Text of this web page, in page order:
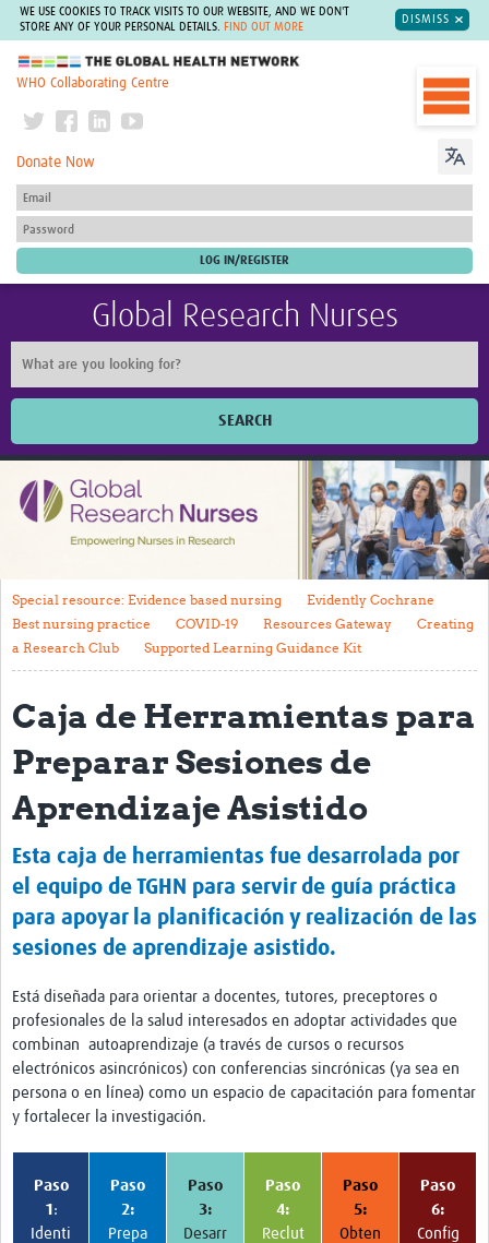
WE USE COOKIES TO TRACK VISITS TO OUR WEBSITE, AND WE DON'T
STORE ANY OF YOUR PERSONAL DETAILS.
FIND OUT MORE
DISMISS
The Global Health Network
WHO Collaborating Centre
Donate Now
Global Research Nurses
SEARCH
Home
Impact
eLearning
Special resource: Evidence based nursing
COVID-19
Resources Gateway
Creating a Research Club
Supported Learning Guidance Kit
News & Events
Special resource: Evidence based nursing
Evidently Cochrane
Best nursing practice
COVID-19 Resources Gateway
Creating
a Research Club
Supported Learning Guidance Kit
Caja de Herramientas para
Preparar Sesiones de
Aprendizaje Asistido
Esta caja de herramientas fue desarrolada por
el equipo de TGHN para servir de guía práctica
para apoyar la planificación y realización de las
sesiones de aprendizaje asistido.
Está diseñada para orientar a docentes, tutores, preceptores o
profesionales de la salud interesados en adoptar actividades que
combinan autoaprendizaje (a través de cursos o recursos
electrónicos asincrónicos) con conferencias sincrónicas (ya sea en
persona o en línea) como un espacio de capacitación para fomentar
y fortalecer la investigación.
Paso
1:
Identi
Paso
2:
Prepa
Paso
3:
Desarr
Paso
4:
Reclut
Paso
5:
Obten
Paso
6:
Config